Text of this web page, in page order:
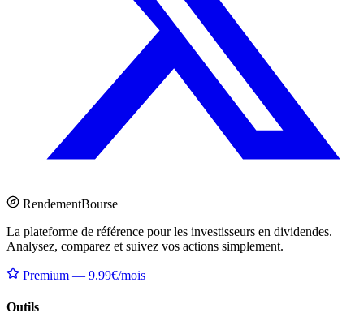
RendementBourse
La plateforme de référence pour les investisseurs en dividendes.
Analysez, comparez et suivez vos actions simplement.
Premium — 9.99€/mois
Outils